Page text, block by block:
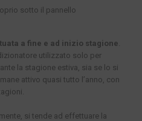
sotto il pannello
a fine e ad inizio stagione
utilizzato solo per
la stagione estiva, sia se lo si
attivo quasi tutto l’anno, con
si tende ad effettuare la